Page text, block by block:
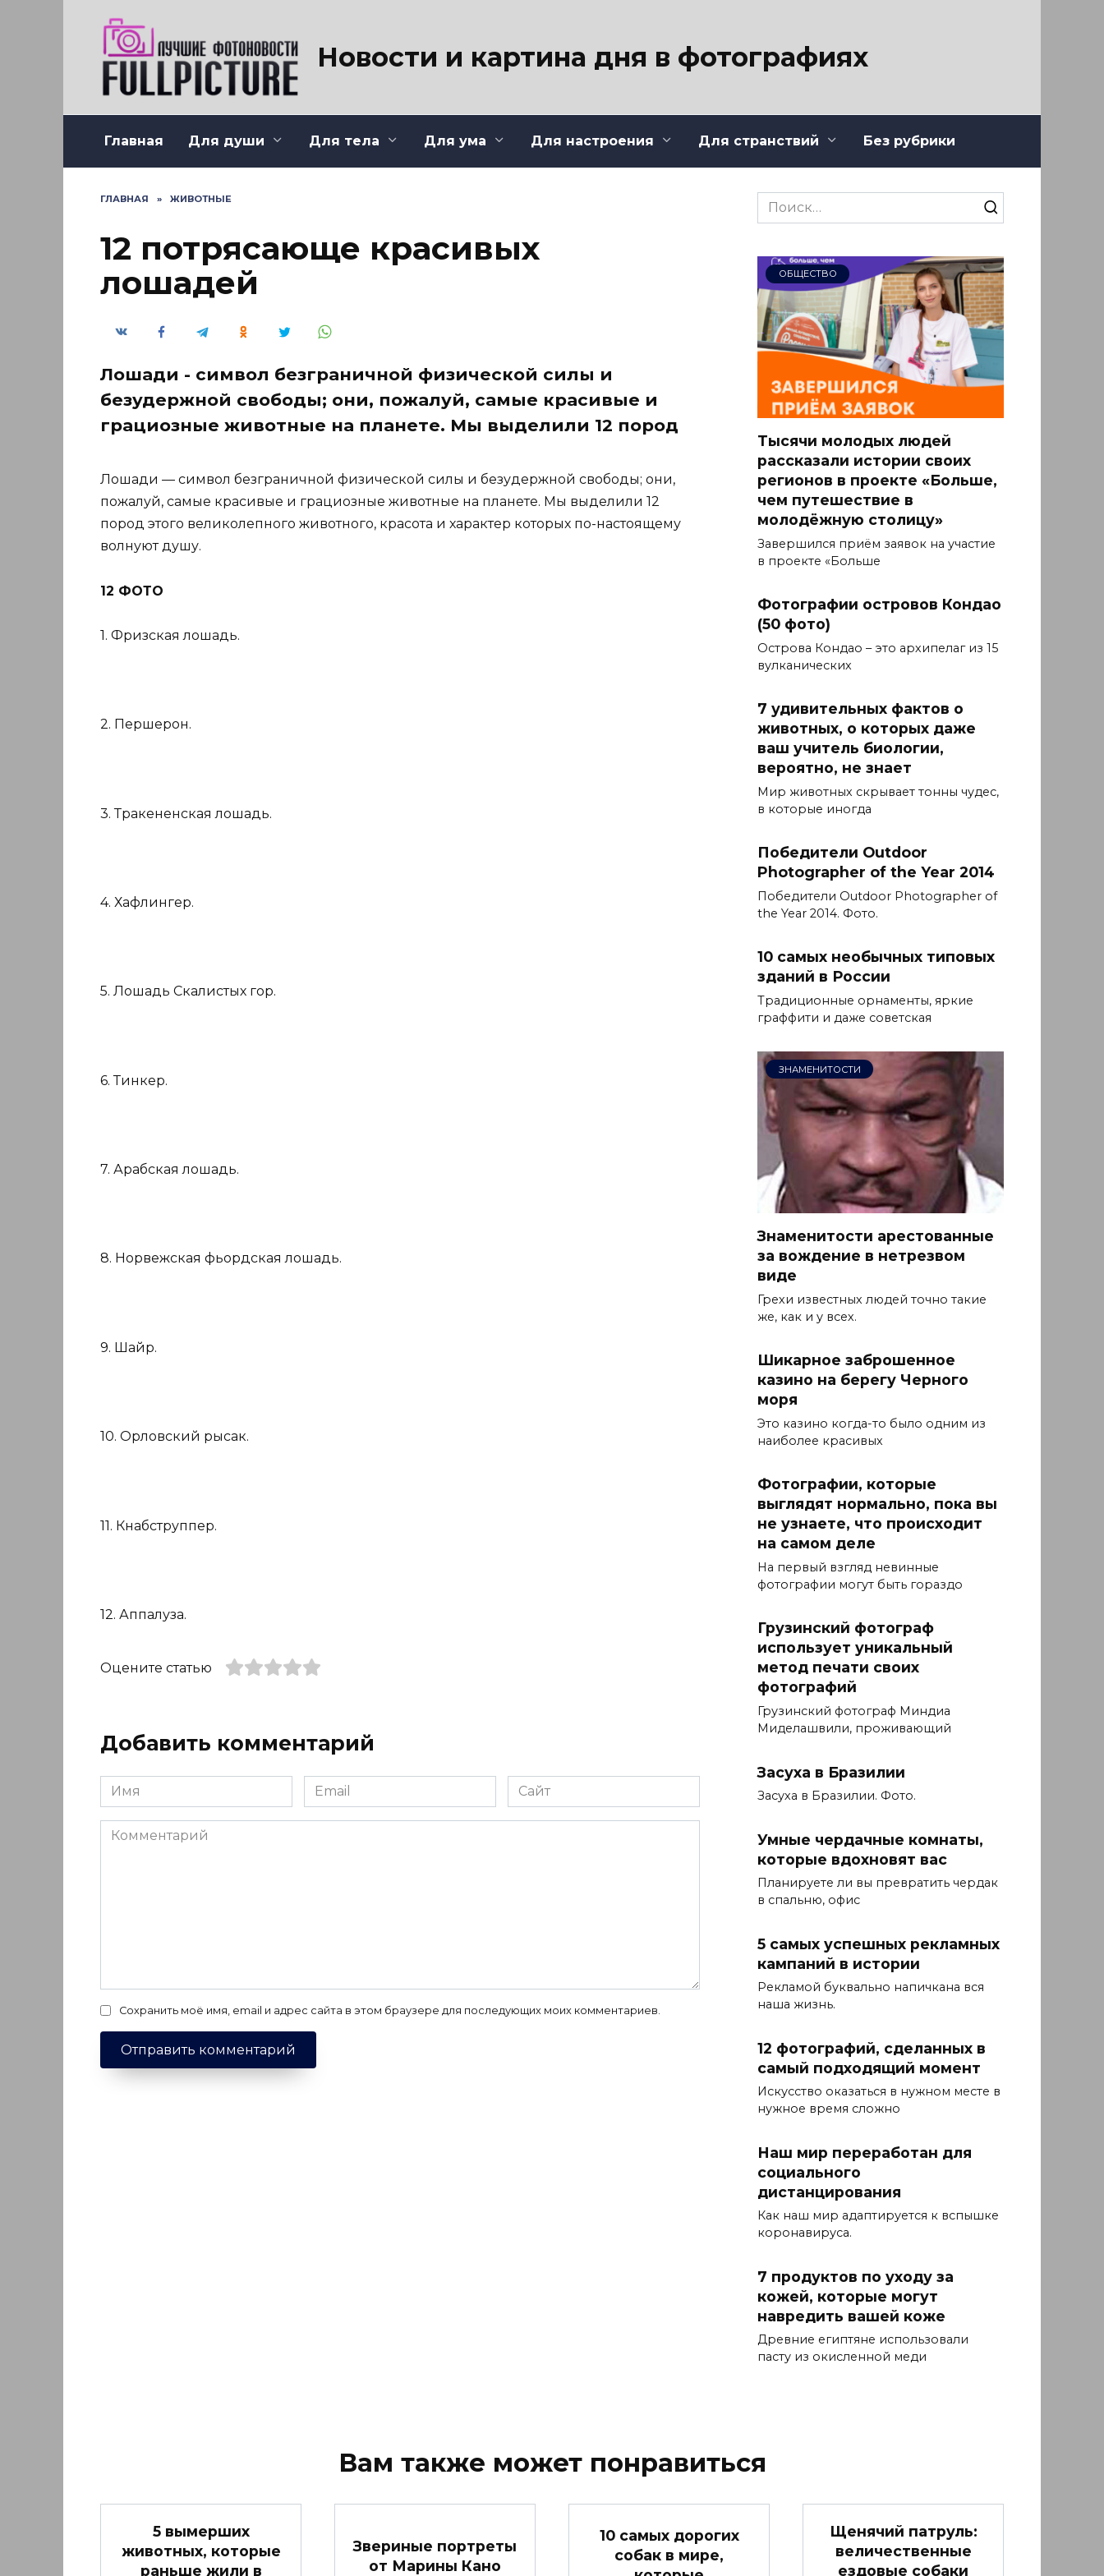
Новости и картина дня в фотографиях
Главная Для души Для тела Для ума Для настроения Для странствий Без рубрики
ГЛАВНАЯ » ЖИВОТНЫЕ
12 потрясающе красивых
лошадей
Лошади - символ безграничной физической силы и
безудержной свободы; они, пожалуй, самые красивые и
грациозные животные на планете. Мы выделили 12 пород
Лошади — символ безграничной физической силы и безудержной свободы; они,
пожалуй, самые красивые и грациозные животные на планете. Мы выделили 12
пород этого великолепного животного, красота и характер которых по-настоящему
волнуют душу.
12 ФОТО
1. Фризская лошадь.
2. Першерон.
3. Тракененская лошадь.
4. Хафлингер.
5. Лошадь Скалистых гор.
6. Тинкер.
7. Арабская лошадь.
8. Норвежская фьордская лошадь.
9. Шайр.
10. Орловский рысак.
11. Кнабструппер.
12. Аппалуза.
Оцените статью
Добавить комментарий
Имя
*
Email
*
Сайт
Комментарий
Сохранить моё имя, email и адрес сайта в этом браузере для последующих моих комментариев.
Search
for:
ОБЩЕСТВО
Тысячи молодых людей
рассказали истории своих
регионов в проекте «Больше,
чем путешествие в
молодёжную столицу»
Завершился приём заявок на участие
в проекте «Больше
Фотографии островов Кондао
(50 фото)
Острова Кондао – это архипелаг из 15
вулканических
7 удивительных фактов о
животных, о которых даже
ваш учитель биологии,
вероятно, не знает
Мир животных скрывает тонны чудес,
в которые иногда
Победители Outdoor
Photographer of the Year 2014
Победители Outdoor Photographer of
the Year 2014. Фото.
10 самых необычных типовых
зданий в России
Традиционные орнаменты, яркие
граффити и даже советская
ЗНАМЕНИТОСТИ
Знаменитости арестованные
за вождение в нетрезвом
виде
Грехи известных людей точно такие
же, как и у всех.
Шикарное заброшенное
казино на берегу Черного
моря
Это казино когда-то было одним из
наиболее красивых
Фотографии, которые
выглядят нормально, пока вы
не узнаете, что происходит
на самом деле
На первый взгляд невинные
фотографии могут быть гораздо
Грузинский фотограф
использует уникальный
метод печати своих
фотографий
Грузинский фотограф Миндиа
Миделашвили, проживающий
Засуха в Бразилии
Засуха в Бразилии. Фото.
Умные чердачные комнаты,
которые вдохновят вас
Планируете ли вы превратить чердак
в спальню, офис
5 самых успешных рекламных
кампаний в истории
Рекламой буквально напичкана вся
наша жизнь.
12 фотографий, сделанных в
самый подходящий момент
Искусство оказаться в нужном месте в
нужное время сложно
Наш мир переработан для
социального
дистанцирования
Как наш мир адаптируется к вспышке
коронавируса.
7 продуктов по уходу за
кожей, которые могут
навредить вашей коже
Древние египтяне использовали
пасту из окисленной меди
Вам также может понравиться
5 вымерших
животных, которые
раньше жили в
Звериные портреты
от Марины Кано
10 самых дорогих
собак в мире,
Щенячий патруль:
величественные
ездовые собаки